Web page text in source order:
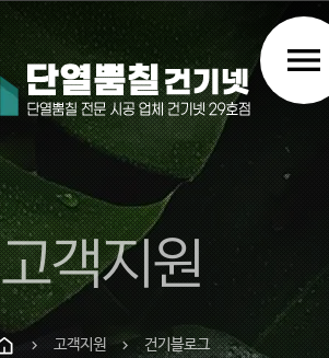
menu
고객지원
chevron_right 고객지원 chevron_right 건기블로그